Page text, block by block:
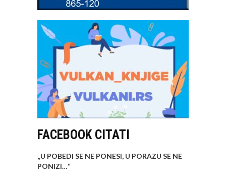
FACEBOOK CITATI
„U POBEDI SE NE PONESI, U PORAZU SE NE
PONIZI…“